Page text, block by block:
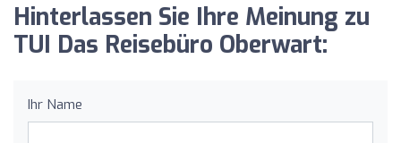
Hinterlassen Sie Ihre Meinung zu
TUI Das Reisebüro Oberwart:
Ihr Name